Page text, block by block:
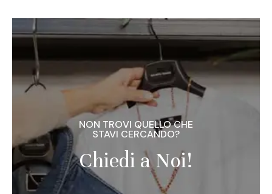
NON TROVI QUELLO CHE
STAVI CERCANDO?
Chiedi a Noi!